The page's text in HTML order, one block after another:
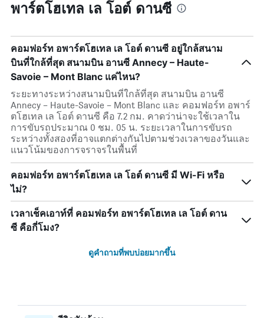
พาร์ตโฮเทล เล โอต์ ดานซี
คอมฟอร์ท อพาร์ตโฮเทล เล โอต์ ดานซี อยู่ใกล้สนาม
บินที่ใกล้ที่สุด สนามบิน อานซี Annecy – Haute-
Savoie – Mont Blanc แค่ไหน?
ระยะทางระหว่างสนามบินที่ใกล้ที่สุด สนามบิน อานซี
Annecy – Haute-Savoie – Mont Blanc และ คอมฟอร์ท อพาร์
ตโฮเทล เล โอต์ ดานซี คือ 7.2 กม. คาดว่าน่าจะใช้เวลาใน
การขับรถประมาณ 0 ชม. 05 น. ระยะเวลาในการขับรถ
ระหว่างทั้งสองที่อาจแตกต่างกันไปตามช่วงเวลาของวันและ
แนวโน้มของการจราจรในพื้นที่
คอมฟอร์ท อพาร์ตโฮเทล เล โอต์ ดานซี มี Wi-Fi หรือ
ไม่?
เวลาเช็คเอาท์ที่ คอมฟอร์ท อพาร์ตโฮเทล เล โอต์ ดาน
ซี คือกี่โมง?
ดูคำถามที่พบบ่อยมากขึ้น